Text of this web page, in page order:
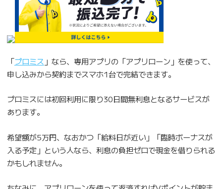
「プロミス 」なら、専用アプリの「アプリローン」を使って、
申し込みから契約までスマホ1台で完結できます。
プロミスには初回利用に限り30日間無利息となるサービスが
あります。
希望額が5万円、なおかつ「給料日が近い」「臨時ボーナスが
入る予定」という人なら、利息の負担ゼロで現金を借りられる
かもしれません。